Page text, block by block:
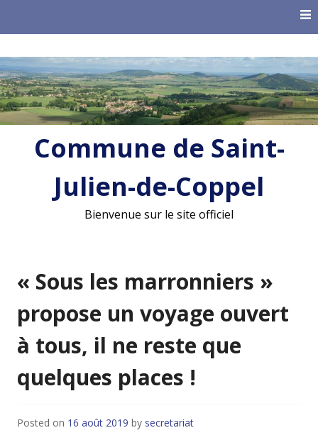
Commune de Saint-
Julien-de-Coppel
Bienvenue sur le site officiel
« Sous les marronniers »
propose un voyage ouvert
à tous, il ne reste que
quelques places !
Posted on 16 août 2019 by secretariat